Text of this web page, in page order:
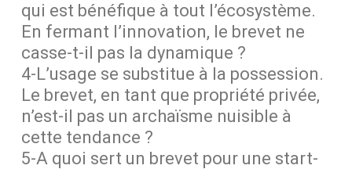
qui est bénéfique à tout l’écosystème.
En fermant l’innovation, le brevet ne
casse-t-il pas la dynamique ?
4-L’usage se substitue à la possession.
Le brevet, en tant que propriété privée,
n’est-il pas un archaïsme nuisible à
cette tendance ?
5-A quoi sert un brevet pour une start-